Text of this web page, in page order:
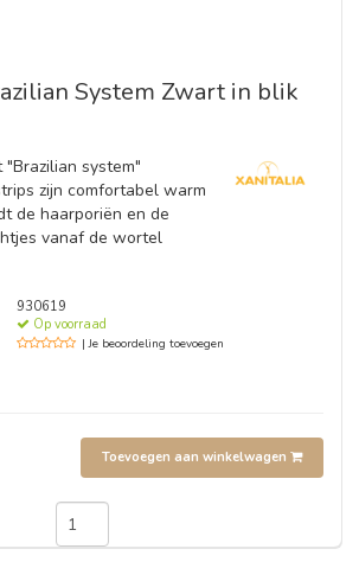
System Zwart in blik
system"
zijn comfortabel warm
de haarporiën en de
vanaf de wortel
930619
Op voorraad
| Je beoordeling toevoegen
Toevoegen aan winkelwagen